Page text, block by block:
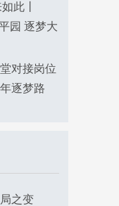
此丨
园 逐梦大
对接岗位
逐梦路
之变